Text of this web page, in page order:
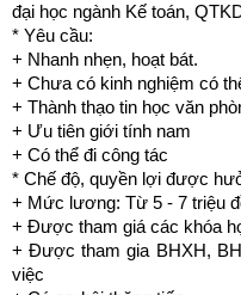
đại học ngành Kế toán,
* Yêu cầu:
+ Nhanh nhẹn, hoạt bát.
+ Chưa có kinh nghiệm có
+ Thành thạo tin học văn
+ Ưu tiên giới tính nam
+ Có thể đi công tác
* Chế độ, quyền lợi được
+ Mức lương: Từ 5 - 7 triệu
+ Được tham giá các khóa
+ Được tham gia BHXH,
việc